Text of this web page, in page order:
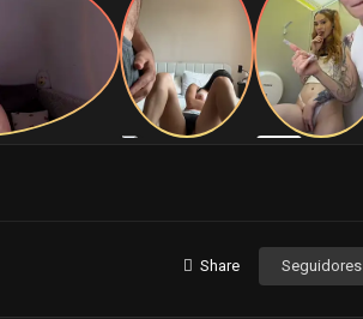
Share Seguidores